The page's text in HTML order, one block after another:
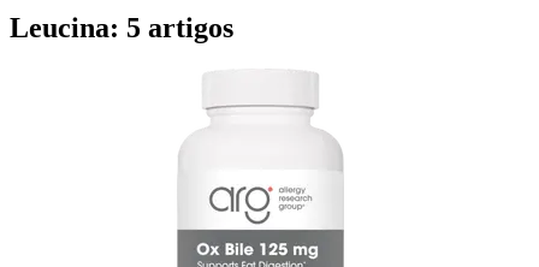
Leucina: 5 artigos